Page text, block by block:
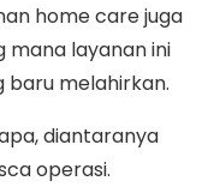
home care juga
mana layanan ini
melahirkan.
diantaranya
operasi.